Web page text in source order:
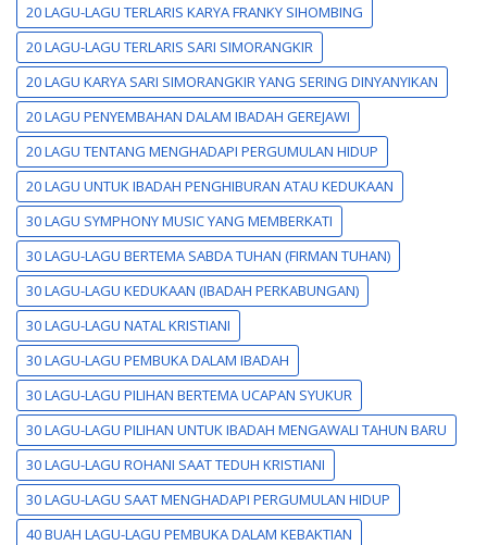
20 LAGU-LAGU TERLARIS KARYA FRANKY SIHOMBING
20 LAGU-LAGU TERLARIS SARI SIMORANGKIR
20 LAGU KARYA SARI SIMORANGKIR YANG SERING DINYANYIKAN
20 LAGU PENYEMBAHAN DALAM IBADAH GEREJAWI
20 LAGU TENTANG MENGHADAPI PERGUMULAN HIDUP
20 LAGU UNTUK IBADAH PENGHIBURAN ATAU KEDUKAAN
30 LAGU SYMPHONY MUSIC YANG MEMBERKATI
30 LAGU-LAGU BERTEMA SABDA TUHAN (FIRMAN TUHAN)
30 LAGU-LAGU KEDUKAAN (IBADAH PERKABUNGAN)
30 LAGU-LAGU NATAL KRISTIANI
30 LAGU-LAGU PEMBUKA DALAM IBADAH
30 LAGU-LAGU PILIHAN BERTEMA UCAPAN SYUKUR
30 LAGU-LAGU PILIHAN UNTUK IBADAH MENGAWALI TAHUN BARU
30 LAGU-LAGU ROHANI SAAT TEDUH KRISTIANI
30 LAGU-LAGU SAAT MENGHADAPI PERGUMULAN HIDUP
40 BUAH LAGU-LAGU PEMBUKA DALAM KEBAKTIAN